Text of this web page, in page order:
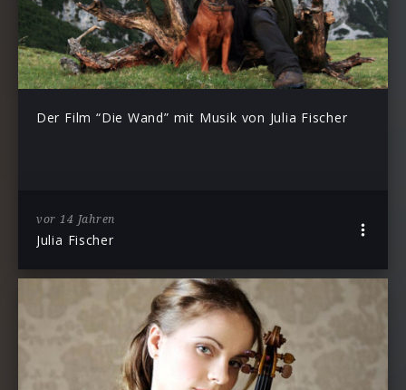
Der Film “Die Wand” mit Musik von Julia Fischer
vor 14 Jahren
Julia Fischer